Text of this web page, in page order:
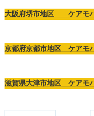
大阪府堺市地区 ケアモ
京都府京都市地区 ケアモ
滋賀県大津市地区 ケアモ